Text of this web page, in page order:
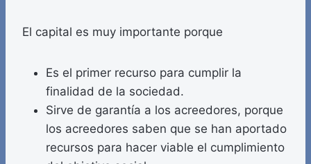
El capital es muy importante porque
Es el primer recurso para cumplir la
finalidad de la sociedad.
Sirve de garantía a los acreedores, porque
los acreedores saben que se han aportado
recursos para hacer viable el cumplimiento